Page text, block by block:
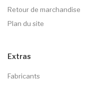
Retour de marchandise
Plan du site
Extras
Fabricants